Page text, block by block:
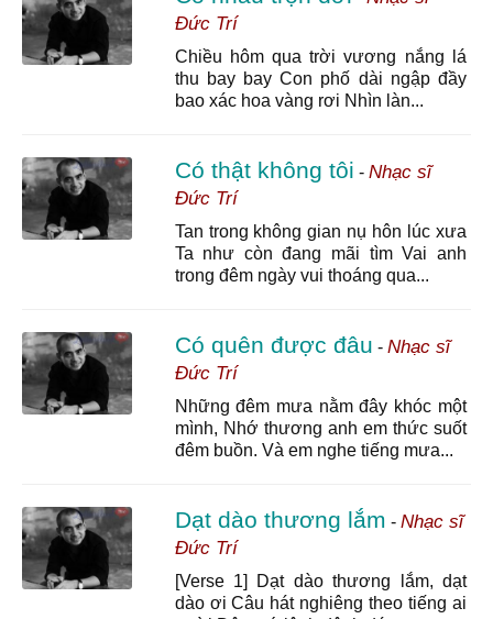
Đức Trí
Chiều hôm qua trời vương nắng lá
thu bay bay Con phố dài ngập đầy
bao xác hoa vàng rơi Nhìn làn...
Có thật không tôi - Nhạc sĩ
Đức Trí
Tan trong không gian nụ hôn lúc xưa
Ta như còn đang mãi tìm Vai anh
trong đêm ngày vui thoáng qua...
Có quên được đâu - Nhạc sĩ
Đức Trí
Những đêm mưa nằm đây khóc một
mình, Nhớ thương anh em thức suốt
đêm buồn. Và em nghe tiếng mưa...
Dạt dào thương lắm - Nhạc sĩ
Đức Trí
[Verse 1] Dạt dào thương lắm, dạt
dào ơi Câu hát nghiêng theo tiếng ai